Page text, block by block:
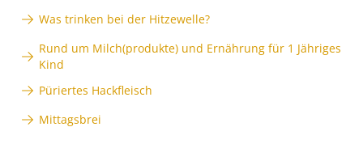
Was trinken bei der Hitzewelle?
Rund um Milch(produkte) und Ernährung für 1 Jähriges
Kind
Püriertes Hackfleisch
Mittagsbrei